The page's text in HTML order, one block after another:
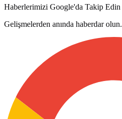
Haberlerimizi Google'da Takip Edin
Gelişmelerden anında haberdar olun.